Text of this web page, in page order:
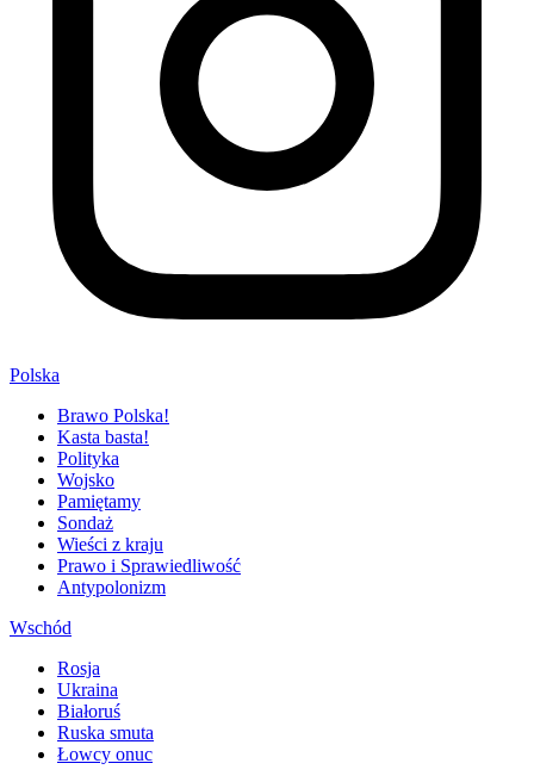
Polska
Brawo Polska!
Kasta basta!
Polityka
Wojsko
Pamiętamy
Sondaż
Wieści z kraju
Prawo i Sprawiedliwość
Antypolonizm
Wschód
Rosja
Ukraina
Białoruś
Ruska smuta
Łowcy onuc